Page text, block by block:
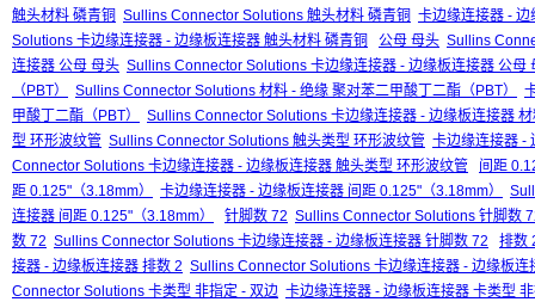
触头材料 磷青铜 Sullins Connector Solutions 触头材料 磷青铜 卡边缘连接器 -
Solutions 卡边缘连接器 - 边缘板连接器 触头材料 磷青铜
公母 母头 Sullins
连接器 公母 母头 Sullins Connector Solutions 卡边缘连接器 - 边缘板连接器 公母
（PBT）
Sullins Connector Solutions 材料 - 绝缘 聚对苯二甲酸丁二酯（PBT）
甲酸丁二酯（PBT）
Sullins Connector Solutions 卡边缘连接器 - 边缘板连接器
型 环形波纹管 Sullins Connector Solutions 触头类型 环形波纹管 卡边缘连接器 -
Connector Solutions 卡边缘连接器 - 边缘板连接器 触头类型 环形波纹管
间距
距 0.125"（3.18mm）
卡边缘连接器 - 边缘板连接器 间距 0.125"（3.18mm）
连接器 间距 0.125"（3.18mm）
针脚数 72 Sullins Connector Solutions 针脚数
数 72 Sullins Connector Solutions 卡边缘连接器 - 边缘板连接器 针脚数 72
排数
接器 - 边缘板连接器 排数 2 Sullins Connector Solutions 卡边缘连接器 - 边缘板连
Connector Solutions 卡类型 非指定 - 双边 卡边缘连接器 - 边缘板连接器 卡类型